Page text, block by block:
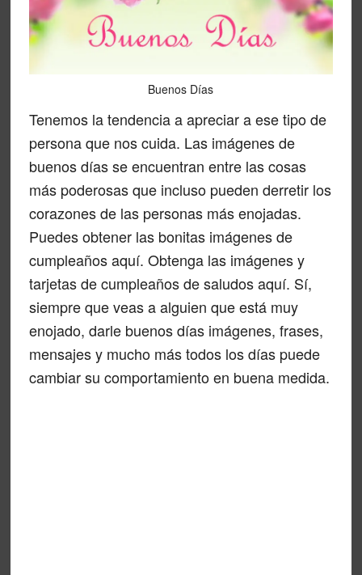
Buenos Días
Tenemos la tendencia a apreciar a ese tipo de
persona que nos cuida. Las imágenes de
buenos días se encuentran entre las cosas
más poderosas que incluso pueden derretir los
corazones de las personas más enojadas.
Puedes obtener las bonitas imágenes de
cumpleaños aquí. Obtenga las imágenes y
tarjetas de cumpleaños de saludos aquí. Sí,
siempre que veas a alguien que está muy
enojado, darle buenos días imágenes, frases,
mensajes y mucho más todos los días puede
cambiar su comportamiento en buena medida.